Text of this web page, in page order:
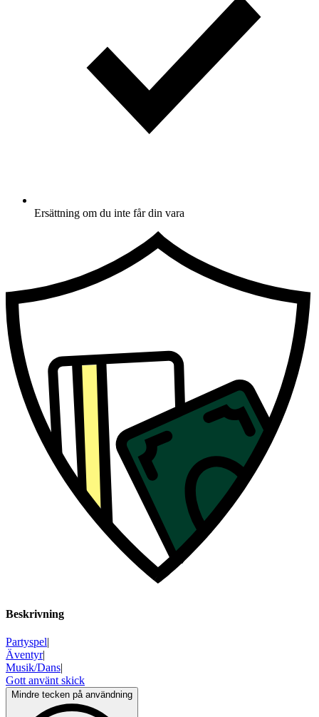
Ersättning om du inte får din vara
Beskrivning
Partyspel|
Äventyr|
Musik/Dans|
Gott använt skick
Mindre tecken på användning